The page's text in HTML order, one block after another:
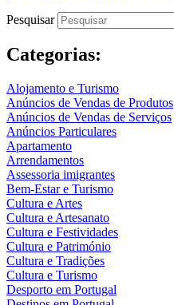
Pesquisar
Categorias:
Alojamento e Turismo
Anúncios de Vendas de Produtos
Anúncios de Vendas de Serviços
Anúncios Particulares
Apartamento
Arrendamentos
Assessoria imigrantes
Bem-Estar e Turismo
Cultura e Artes
Cultura e Artesanato
Cultura e Festividades
Cultura e Património
Cultura e Tradições
Cultura e Turismo
Desporto em Portugal